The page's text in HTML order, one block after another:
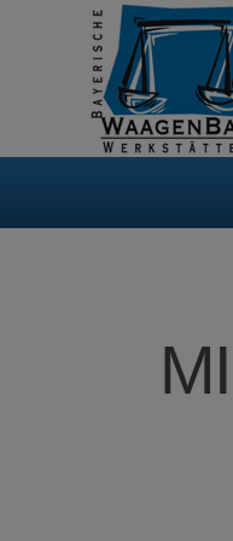
Sartorius
jetzt zum
Der MA35 ist das
zuverlässigen
und fester
Wägebereich: 35 g,